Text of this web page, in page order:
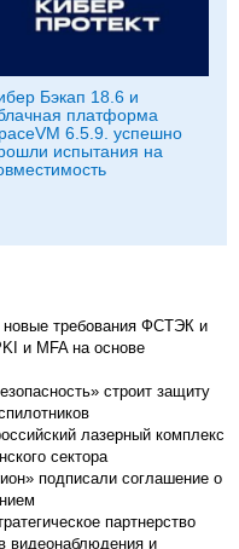
Бэкап 18.6 и
платформа
6.5.9. успешно
испытания на
требования ФСТЭК и
и MFA на основе
строит защиту
лазерный комплекс
сектора
подписали соглашение о
партнерство
видеонаблюдения и